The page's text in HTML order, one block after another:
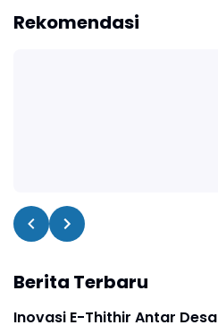
Rekomendasi
Berita Terbaru
Inovasi E-Thithir Antar